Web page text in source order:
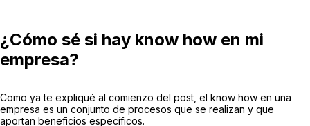
¿Cómo sé si hay know how en mi
empresa?
Como ya te expliqué al comienzo del post, el know how en una
empresa es un conjunto de procesos que se realizan y que
aportan beneficios específicos.